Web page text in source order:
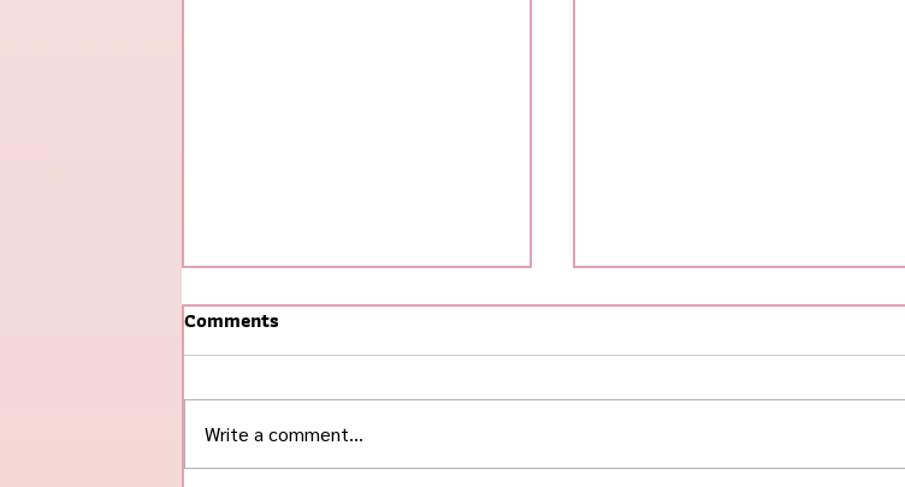
Comments
Write a comment...